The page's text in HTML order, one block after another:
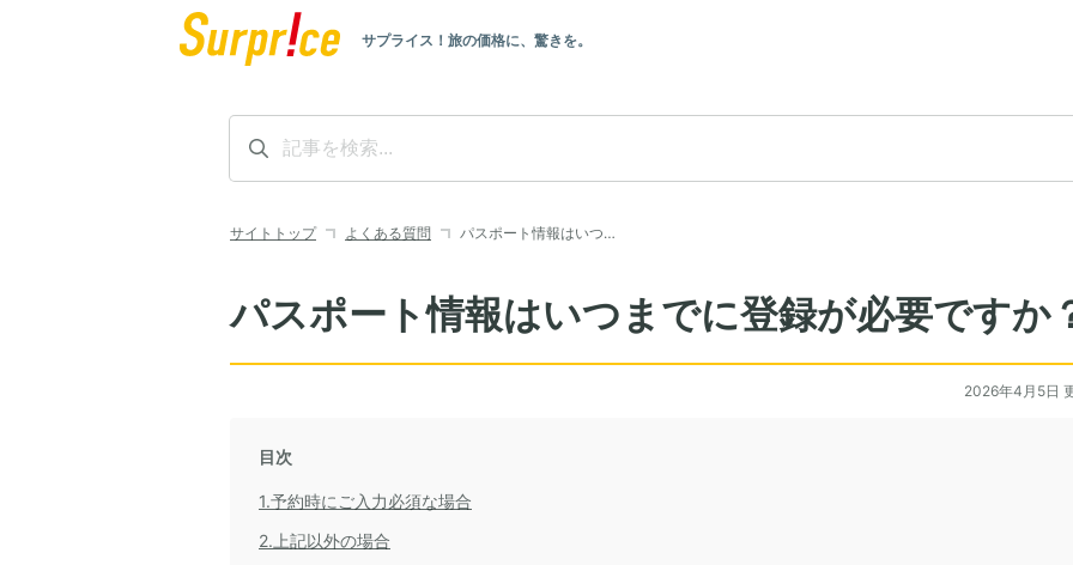
サプライス！旅の価格に、驚きを。
サイトトップ よくある質問 パスポート情報はいつ…
パスポート情報はいつまでに登録が必要ですか
2026年4月5日
目次
1.予約時にご入力必須な場合
2.上記以外の場合